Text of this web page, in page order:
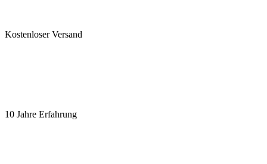
Kostenloser Versand
10 Jahre Erfahrung